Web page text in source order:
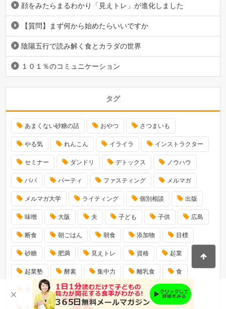
顔をみたらまるわかり「見えトレ」が進化しました
【質問】まず何から始めたらいいですか
陰陽五行で読み解く食とカラダの世界
１０１％のコミュニケーション
タグ
あまくない砂糖の話 おやつ さつまいも
やる気 れんこん イライラ インストラクター
セミナー ダンドリ デトックス ノウハウ
パパ パーティ ファスティング メルマガ
メルマガ大学 ライティング 個別相談 出版
味噌 大阪 夫 子ども 子供 広島
断食 朝ごはん 朝食 添加物 目標
砂糖 肥満 見えトレ 資格 起業
起業塾 酵素 集中力 離乳食 食
食べない 食事 食育 ２ステップレシピ
×